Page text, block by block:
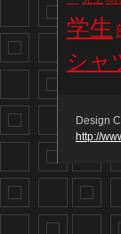
学生
シャ
Design
http://